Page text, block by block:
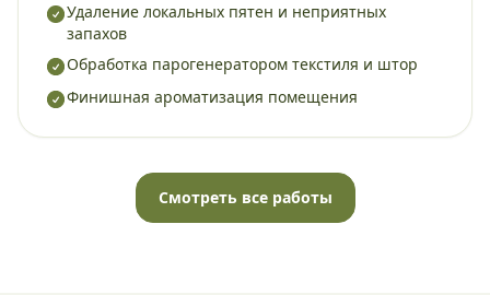
Удаление локальных пятен и неприятных
запахов
Обработка парогенератором текстиля и штор
Финишная ароматизация помещения
Смотреть все работы